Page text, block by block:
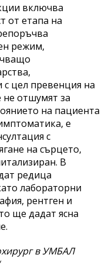
включва
от етапа на
режим,
цел превенция на
не отшумят за
на пациента
е
с
на сърцето,
В
редица
лабораторни
рентген и
ще дадат ясна
в УМБАЛ